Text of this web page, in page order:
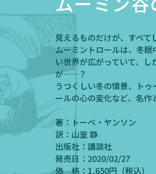
見えるものだけが、すべて
ムーミントロールは、冬
い世界が広がっていて、
が……？
うつくしい冬の情景、ト
ールの心の変化など、名作
著：トーベ・ヤンソン
訳：山室 静
出版社：講談社
発売日：2020/02/27
価 格：1,650円（税込）